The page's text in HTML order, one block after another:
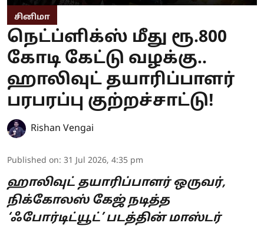
சினிமா
நெட்ப்ளிக்ஸ் மீது ரூ.800
கோடி கேட்டு வழக்கு..
ஹாலிவுட் தயாரிப்பாளர்
பரபரப்பு குற்றச்சாட்டு!
Rishan Vengai
Published on: 31 Jul 2026, 4:35 pm
ஹாலிவுட் தயாரிப்பாளர் ஒருவர்,
நிக்கோலஸ் கேஜ் நடித்த
‘ஃபோர்டிட்யூட்’ படத்தின் மாஸ்டர்